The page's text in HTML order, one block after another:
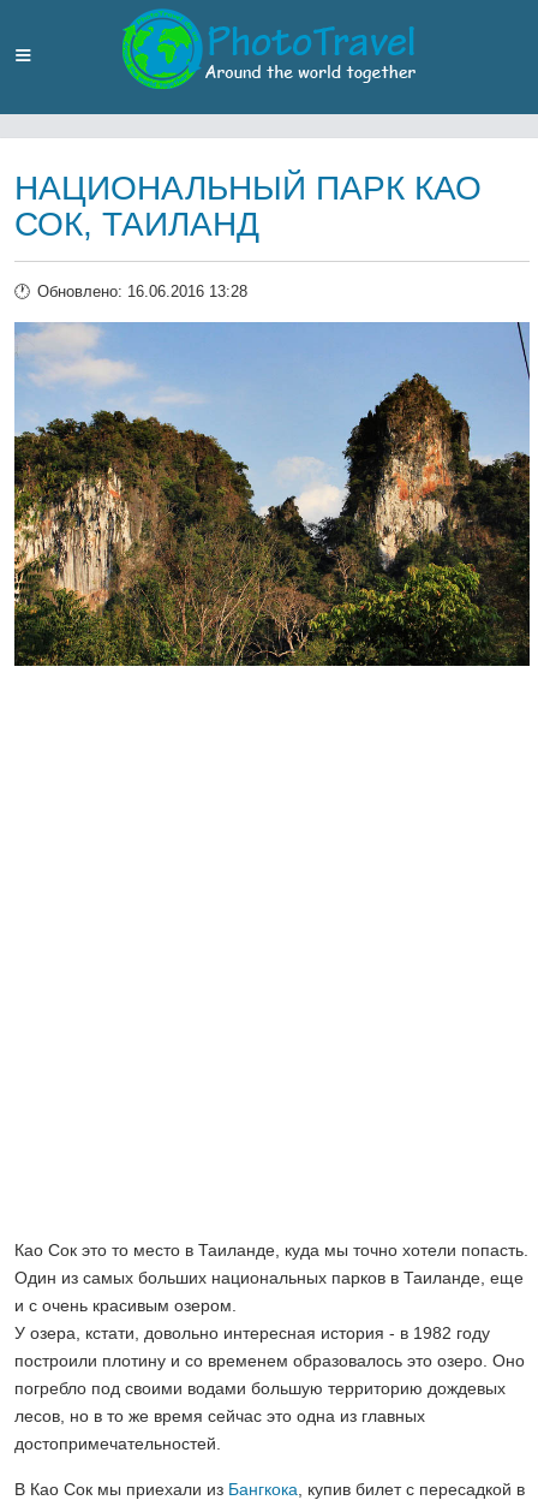
НАЦИОНАЛЬНЫЙ ПАРК КАО
СОК, ТАИЛАНД
Обновлено: 16.06.2016 13:28
Као Сок это то место в Таиланде, куда мы точно хотели попасть.
Один из самых больших национальных парков в Таиланде, еще
и с очень красивым озером.
У озера, кстати, довольно интересная история - в 1982 году
построили плотину и со временем образовалось это озеро. Оно
погребло под своими водами большую территорию дождевых
лесов, но в то же время сейчас это одна из главных
достопримечательностей.
В Као Сок мы приехали из Бангкока , купив билет с пересадкой в